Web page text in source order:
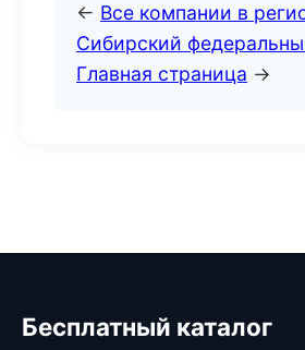
← Все компании в
Сибирский
Главная страница →
Бесплатный каталог